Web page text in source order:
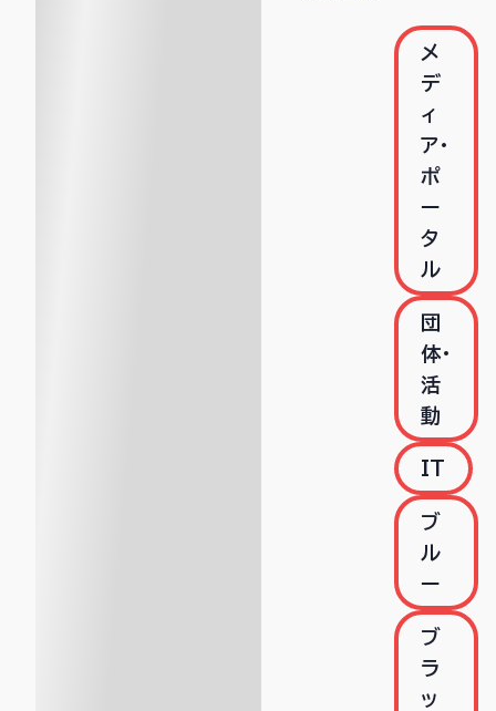
メ
デ
ィ
ア・
ポ
ー
タ
ル
団
体・
活
動
IT
ブ
ル
ー
ブ
ラ
ッ